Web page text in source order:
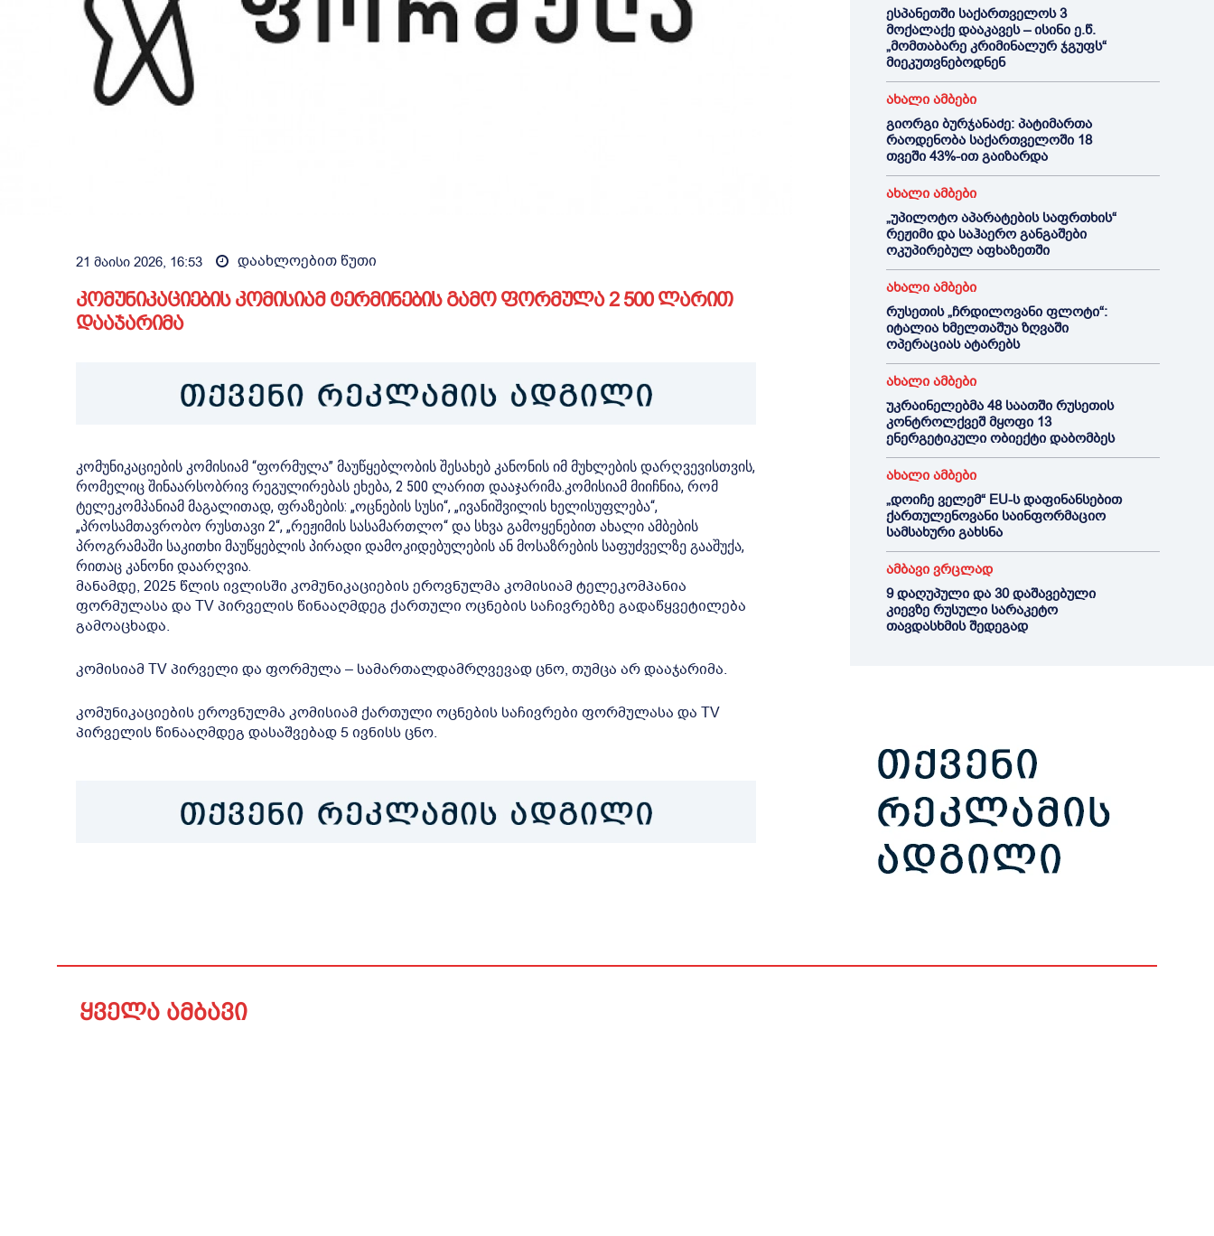
21 მაისი 2026, 16:53 დაახლოებით წუთი
კომუნიკაციების კომისიამ ტერმინების გამო ფორმულა 2 500 ლარით
დააჯარიმა
კომუნიკაციების კომისიამ “ფორმულა” მაუწყებლობის შესახებ კანონის იმ მუხლების დარღვევისთვის,
რომელიც შინაარსობრივ რეგულირებას ეხება, 2 500 ლარით დააჯარიმა.კომისიამ მიიჩნია, რომ
ტელეკომპანიამ მაგალითად, ფრაზების: „ოცნების სუსი“, „ივანიშვილის ხელისუფლება“,
„პროსამთავრობო რუსთავი 2“, „რეჟიმის სასამართლო“ და სხვა გამოყენებით ახალი ამბების
პროგრამაში საკითხი მაუწყებლის პირადი დამოკიდებულების ან მოსაზრების საფუძველზე გააშუქა,
რითაც კანონი დაარღვია.
მანამდე, 2025 წლის ივლისში კომუნიკაციების ეროვნულმა კომისიამ ტელეკომპანია
ფორმულასა და TV პირველის წინააღმდეგ ქართული ოცნების საჩივრებზე გადაწყვეტილება
გამოაცხადა.
კომისიამ TV პირველი და ფორმულა – სამართალდამრღვევად ცნო, თუმცა არ დააჯარიმა.
კომუნიკაციების ეროვნულმა კომისიამ ქართული ოცნების საჩივრები ფორმულასა და TV
პირველის წინააღმდეგ დასაშვებად 5 ივნისს ცნო.
ესპანეთში საქართველოს 3
მოქალაქე დააკავეს – ისინი ე.წ.
„მომთაბარე კრიმინალურ ჯგუფს“
მიეკუთვნებოდნენ
ახალი ამბები
გიორგი ბურჯანაძე: პატიმართა
რაოდენობა საქართველოში 18
თვეში 43%-ით გაიზარდა
ახალი ამბები
„უპილოტო აპარატების საფრთხის“
რეჟიმი და საჰაერო განგაშები
ოკუპირებულ აფხაზეთში
ახალი ამბები
რუსეთის „ჩრდილოვანი ფლოტი“:
იტალია ხმელთაშუა ზღვაში
ოპერაციას ატარებს
ახალი ამბები
უკრაინელებმა 48 საათში რუსეთის
კონტროლქვეშ მყოფი 13
ენერგეტიკული ობიექტი დაბომბეს
ახალი ამბები
„დოიჩე ველემ“ EU-ს დაფინანსებით
ქართულენოვანი საინფორმაციო
სამსახური გახსნა
ამბავი ვრცლად
9 დაღუპული და 30 დაშავებული
კიევზე რუსული სარაკეტო
თავდასხმის შედეგად
ყველა ამბავი